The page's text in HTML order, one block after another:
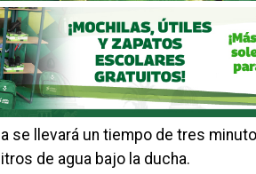
se llevará un tiempo de tres
de agua bajo la ducha.